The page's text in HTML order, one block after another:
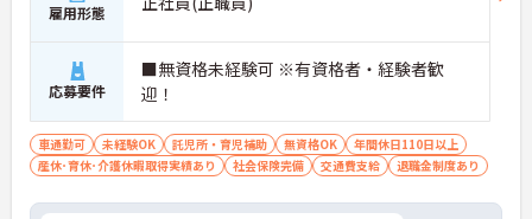
雇用形態
応募要件
■無資格未経験可 ※有資格者・経験者歓
迎！
車通勤可 未経験OK 託児所・育児補助 無資格OK
年間休日110日以上
産休･育休･介護休暇取得実績あり
社会保険完備 交通費支給 退職金制度あり